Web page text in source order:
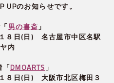
UPのお知らせです。
男の書斎 」
８日(日) 名古屋市中区名駅
内
「DMOARTS 」
８日(日) 大阪市北区梅田３